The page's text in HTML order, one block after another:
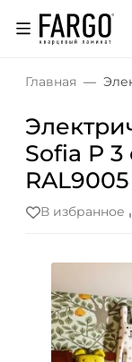
Главная
Sofia P
RAL9005
В избранное